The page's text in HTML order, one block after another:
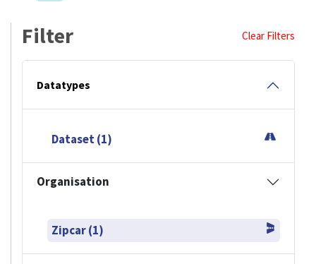
Filter Clear Filters
Datatypes
Dataset (1)
Organisation
Zipcar (1)